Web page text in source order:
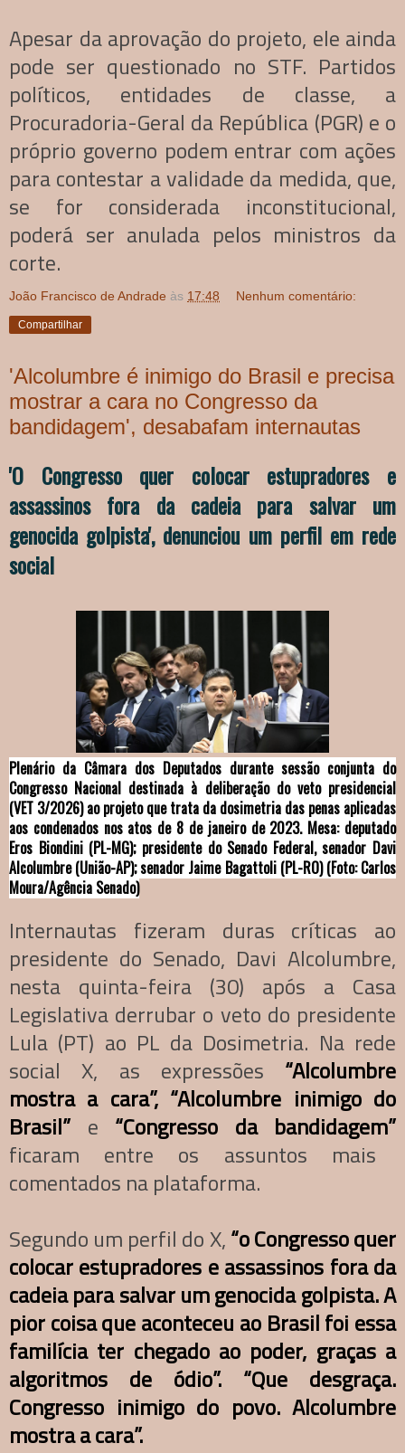
Apesar da aprovação do projeto, ele ainda
pode ser questionado no STF. Partidos
políticos, entidades de classe, a
Procuradoria-Geral da República (PGR) e o
próprio governo podem entrar com ações
para contestar a validade da medida, que,
se for considerada inconstitucional,
poderá ser anulada pelos ministros da
corte.
João Francisco de Andrade às 17:48 Nenhum comentário:
Compartilhar
'Alcolumbre é inimigo do Brasil e precisa
mostrar a cara no Congresso da
bandidagem', desabafam internautas
'O Congresso quer colocar estupradores e
assassinos fora da cadeia para salvar um
genocida golpista', denunciou um perfil em rede
social
Plenário da Câmara dos Deputados durante sessão conjunta do
Congresso Nacional destinada à deliberação do veto presidencial
(VET 3/2026) ao projeto que trata da dosimetria das penas aplicadas
aos condenados nos atos de 8 de janeiro de 2023. Mesa: deputado
Eros Biondini (PL-MG); presidente do Senado Federal, senador Davi
Alcolumbre (União-AP); senador Jaime Bagattoli (PL-RO) (Foto: Carlos
Moura/Agência Senado)
Internautas fizeram duras críticas ao
presidente do Senado, Davi Alcolumbre,
nesta quinta-feira (30) após a Casa
Legislativa derrubar o veto do presidente
Lula (PT) ao PL da Dosimetria. Na rede
social X, as expressões “Alcolumbre
mostra a cara”, “Alcolumbre inimigo do
Brasil” e “Congresso da bandidagem”
ficaram entre os assuntos mais
comentados na plataforma.
Segundo um perfil do X,“o Congresso quer
colocar estupradores e assassinos fora da
cadeia para salvar um genocida golpista. A
pior coisa que aconteceu ao Brasil foi essa
familícia ter chegado ao poder, graças a
algoritmos de ódio”.
“Que desgraça.
Congresso inimigo do povo. Alcolumbre
mostra a cara”.